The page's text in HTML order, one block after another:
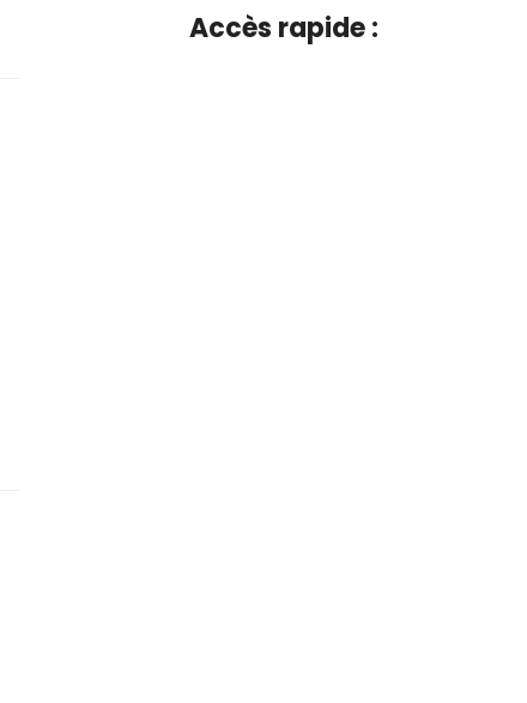
Accès rapide :